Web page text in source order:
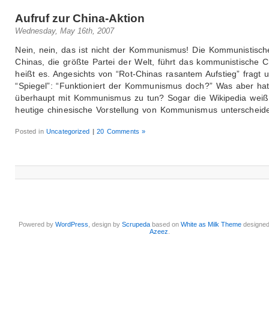
Aufruf zur China-Aktion
Wednesday, May 16th, 2007
Nein, nein, das ist nicht der Kommunismus! Die
Chinas, die größte Partei der Welt, führt das kommunistische
heißt es. Angesichts von “Rot-Chinas rasantem Aufstieg” fragt
“Spiegel”: “Funktioniert der Kommunismus doch?” Was aber
überhaupt mit Kommunismus zu tun? Sogar die Wikipedia
heutige chinesische Vorstellung von Kommunismus
Posted inUncategorized | 20 Comments »
Powered byWordPress , design byScrupeda based onWhite as Milk Theme
Azeez